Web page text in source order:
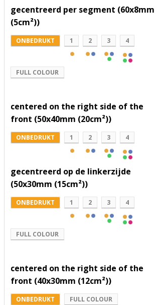
gecentreerd per segment (60x8mm
(5cm²))
ONBEDRUKT 1 2 3 4
FULL COLOUR
centered on the right side of the
front (50x40mm (20cm²))
ONBEDRUKT 1 2 3 4
gecentreerd op de linkerzijde
(50x30mm (15cm²))
ONBEDRUKT 1 2 3 4
FULL COLOUR
centered on the right side of the
front (40x30mm (12cm²))
ONBEDRUKT FULL COLOUR